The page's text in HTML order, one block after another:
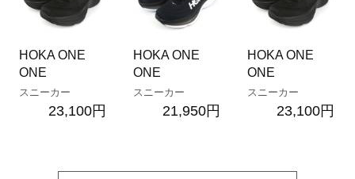
HOKA ONE
ONE
スニーカー
23,100円
HOKA ONE
ONE
スニーカー
21,950円
HOKA ONE
ONE
スニーカー
23,100円